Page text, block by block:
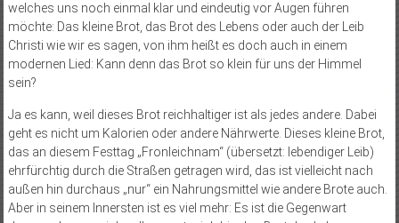
welches uns noch einmal klar und eindeutig vor Augen führen
möchte: Das kleine Brot, das Brot des Lebens oder auch der Leib
Christi wie wir es sagen, von ihm heißt es doch auch in einem
modernen Lied: Kann denn das Brot so klein für uns der Himmel
sein?
Ja es kann, weil dieses Brot reichhaltiger ist als jedes andere. Dabei
geht es nicht um Kalorien oder andere Nährwerte. Dieses kleine Brot,
das an diesem Festtag „Fronleichnam“ (übersetzt: lebendiger Leib)
ehrfürchtig durch die Straßen getragen wird, das ist vielleicht nach
außen hin durchaus „nur“ ein Nahrungsmittel wie andere Brote auch.
Aber in seinem Innersten ist es viel mehr: Es ist die Gegenwart